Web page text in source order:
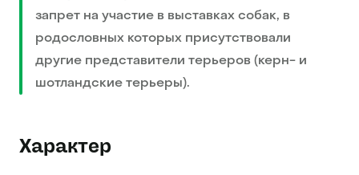
запрет на участие в выставках собак, в
родословных которых присутствовали
другие представители терьеров (керн- и
шотландские терьеры).
Характер